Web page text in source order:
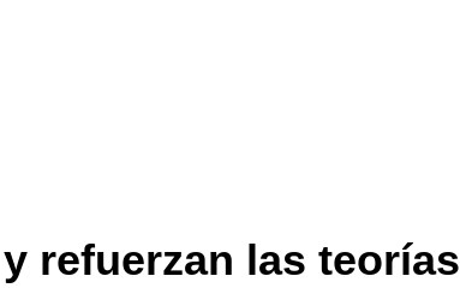
refuerzan las teorías